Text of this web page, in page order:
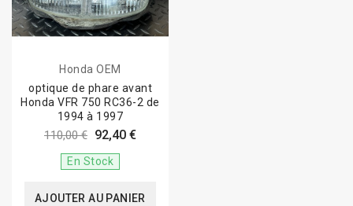
Honda OEM
optique de phare avant
Honda VFR 750 RC36-2 de
1994 à 1997
110,00 € 92,40 €
En Stock
AJOUTER AU PANIER